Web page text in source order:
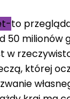
to
50 milionów
w
której